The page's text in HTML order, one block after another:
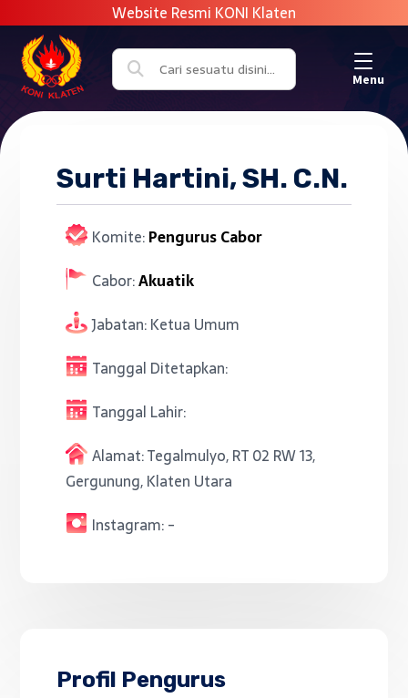
Menu
Surti Hartini, SH. C.N.
Komite:Pengurus Cabor
Cabor:Akuatik
Jabatan:Ketua Umum
Tanggal Ditetapkan:
Tanggal Lahir:
Alamat:Tegalmulyo, RT 02 RW 13,
Gergunung, Klaten Utara
Instagram:-
Profil Pengurus